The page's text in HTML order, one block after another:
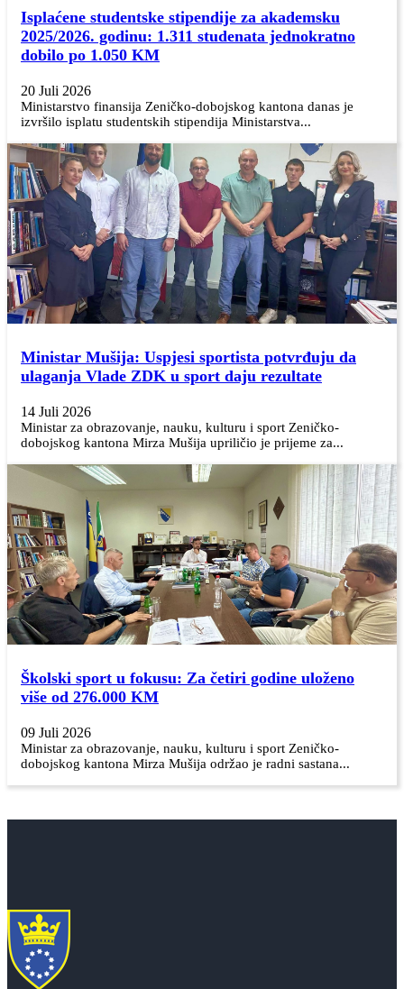
Isplaćene studentske stipendije za akademsku
2025/2026. godinu: 1.311 studenata jednokratno
dobilo po 1.050 KM
20 Juli 2026
Ministarstvo finansija Zeničko-dobojskog kantona danas je
izvršilo isplatu studentskih stipendija Ministarstva...
Ministar Mušija: Uspjesi sportista potvrđuju da
ulaganja Vlade ZDK u sport daju rezultate
14 Juli 2026
Ministar za obrazovanje, nauku, kulturu i sport Zeničko-
dobojskog kantona Mirza Mušija upriličio je prijeme za...
Školski sport u fokusu: Za četiri godine uloženo
više od 276.000 KM
09 Juli 2026
Ministar za obrazovanje, nauku, kulturu i sport Zeničko-
dobojskog kantona Mirza Mušija održao je radni sastana...